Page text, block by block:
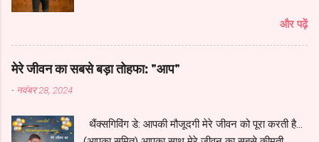
और हर किसी की मदद के लिये उपलब्ध रहें। हम दूसरों को
संभालते हैं, सहारा देते हैं, और सोचते हैं कि जीवन ऐसे ही चलता
रहेगा। लेकिन, कभी-कभी ज़िंदगी ऐसे मोड़ पर ला खड़ा करती
है, जहाँ हम खुद को अकेला पाते हैं। तब मन में कई सवाल
क्यों रह जाते हैं? और जो सबके आंसू पोंछने चलते हैं, उन्हें कभी
और पढ़ें
मेरे जीवन का सबसे बड़ा तोहफा: "आप"
- नवंबर 28, 2024
थैंक्सगिविंग डे: आपकी मौजूदगी मेरे जीवन को पूरा करती है...